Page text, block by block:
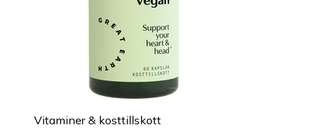
Vitaminer & kosttillskott